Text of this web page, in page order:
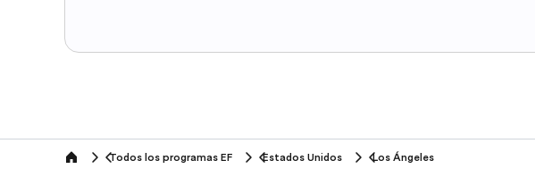
home Todos los programas EF Estados Unidos Los Ángeles